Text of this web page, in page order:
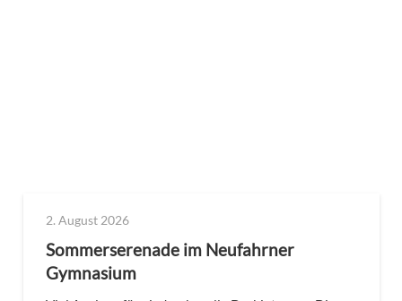
2. August 2026
Sommerserenade im Neufahrner
Gymnasium